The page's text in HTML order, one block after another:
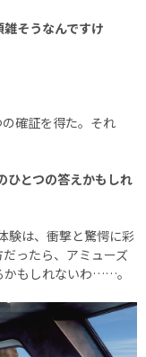
そうなんですけ
確証を得た。それ
ひとつの答えかもしれ
験は、衝撃と驚愕に彩
ったら、アミューズ
かもしれないわ……。